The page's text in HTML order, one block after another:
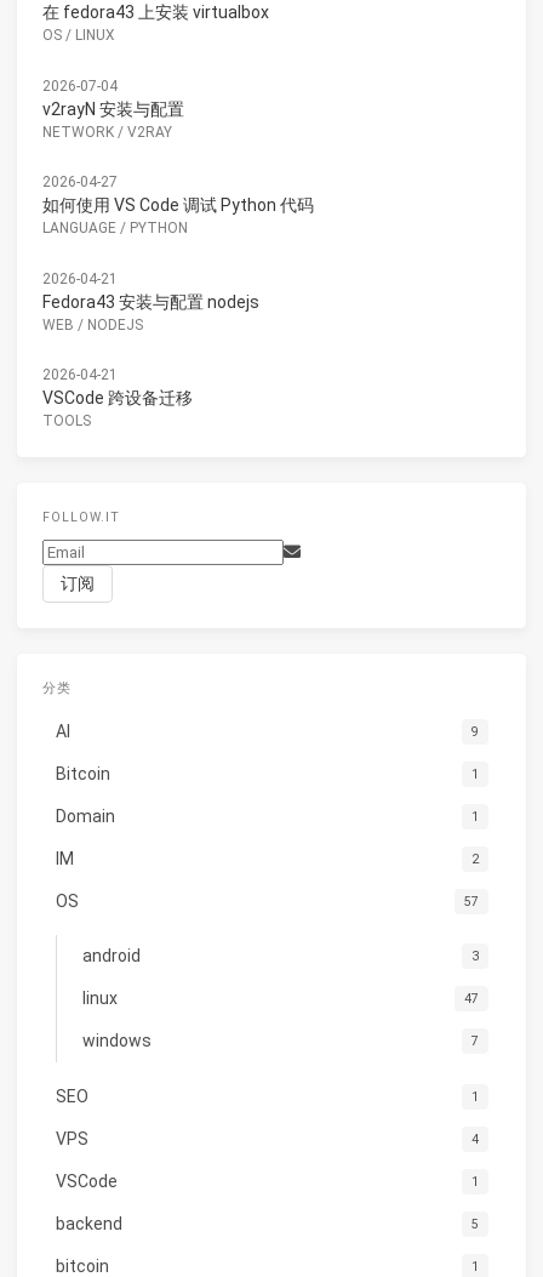
在 fedora43 上安装 virtualbox
OS / LINUX
2026-07-04
v2rayN 安装与配置
NETWORK / V2RAY
2026-04-27
如何使用 VS Code 调试 Python 代码
LANGUAGE / PYTHON
2026-04-21
Fedora43 安装与配置 nodejs
WEB / NODEJS
2026-04-21
VSCode 跨设备迁移
TOOLS
FOLLOW.IT
分类
AI 9
Bitcoin 1
Domain 1
IM 2
OS 57
android 3
linux 47
windows 7
SEO 1
VPS 4
VSCode 1
backend 5
bitcoin 1